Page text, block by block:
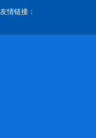
友情链接：